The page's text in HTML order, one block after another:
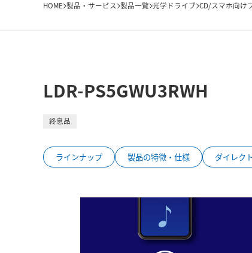
HOME 製品・サービス 製品一覧 光学ドライブ CD/スマホ向け
LDR-PS5GWU3RWH
終息品
ラインナップ 製品の特徴・仕様 ダイレク